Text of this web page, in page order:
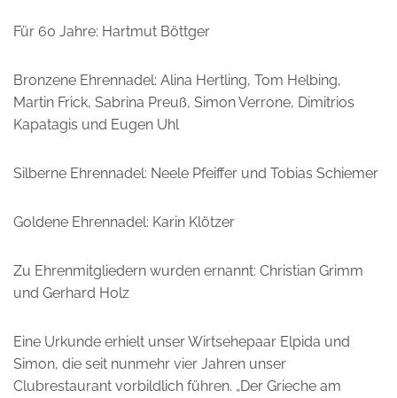
Für 60 Jahre: Hartmut Böttger
Bronzene Ehrennadel: Alina Hertling, Tom Helbing,
Martin Frick, Sabrina Preuß, Simon Verrone, Dimitrios
Kapatagis und Eugen Uhl
Silberne Ehrennadel: Neele Pfeiffer und Tobias Schiemer
Goldene Ehrennadel: Karin Klötzer
Zu Ehrenmitgliedern wurden ernannt: Christian Grimm
und Gerhard Holz
Eine Urkunde erhielt unser Wirtsehepaar Elpida und
Simon, die seit nunmehr vier Jahren unser
Clubrestaurant vorbildlich führen. „Der Grieche am